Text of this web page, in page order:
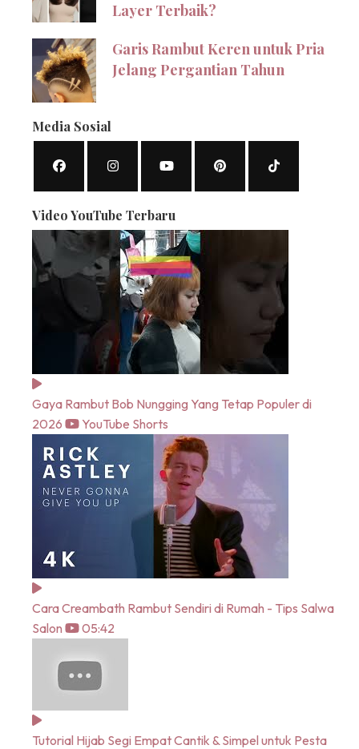
Layer Terbaik?
Garis Rambut Keren untuk Pria
Jelang Pergantian Tahun
Media Sosial
Video YouTube Terbaru
Gaya Rambut Bob Nungging Yang Tetap Populer di
2026
YouTube Shorts
Cara Creambath Rambut Sendiri di Rumah - Tips Salwa
Salon
05:42
Tutorial Hijab Segi Empat Cantik & Simpel untuk Pesta